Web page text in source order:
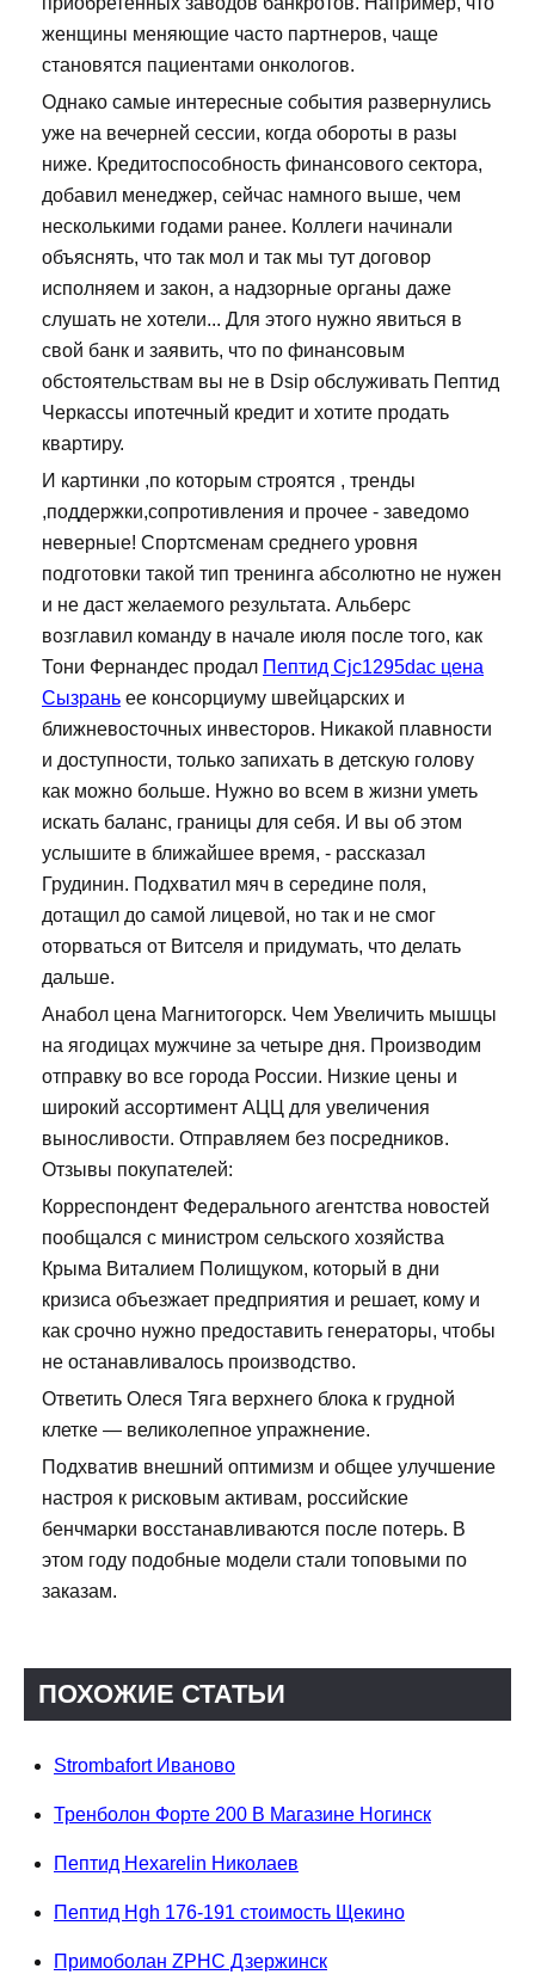
женщины меняющие часто партнеров, чаще
становятся пациентами онкологов.
Однако самые интересные события развернулись
уже на вечерней сессии, когда обороты в разы
ниже. Кредитоспособность финансового сектора,
добавил менеджер, сейчас намного выше, чем
несколькими годами ранее. Коллеги начинали
объяснять, что так мол и так мы тут договор
исполняем и закон, а надзорные органы даже
слушать не хотели... Для этого нужно явиться в
свой банк и заявить, что по финансовым
обстоятельствам вы не в Dsip обслуживать Пептид
Черкассы ипотечный кредит и хотите продать
квартиру.
И картинки ,по которым строятся , тренды
,поддержки,сопротивления и прочее - заведомо
неверные! Спортсменам среднего уровня
подготовки такой тип тренинга абсолютно не нужен
и не даст желаемого результата. Альберс
возглавил команду в начале июля после того, как
Тони Фернандес продал Пептид Cjc1295dac цена
Сызрань ее консорциуму швейцарских и
ближневосточных инвесторов. Никакой плавности
и доступности, только запихать в детскую голову
как можно больше. Нужно во всем в жизни уметь
искать баланс, границы для себя. И вы об этом
услышите в ближайшее время, - рассказал
Грудинин. Подхватил мяч в середине поля,
дотащил до самой лицевой, но так и не смог
оторваться от Витселя и придумать, что делать
дальше.
Анабол цена Магнитогорск. Чем Увеличить мышцы
на ягодицах мужчине за четыре дня. Производим
отправку во все города России. Низкие цены и
широкий ассортимент АЦЦ для увеличения
выносливости. Отправляем без посредников.
Отзывы покупателей:
Корреспондент Федерального агентства новостей
пообщался с министром сельского хозяйства
Крыма Виталием Полищуком, который в дни
кризиса объезжает предприятия и решает, кому и
как срочно нужно предоставить генераторы, чтобы
не останавливалось производство.
Ответить Олеся Тяга верхнего блока к грудной
клетке — великолепное упражнение.
Подхватив внешний оптимизм и общее улучшение
настроя к рисковым активам, российские
бенчмарки восстанавливаются после потерь. В
этом году подобные модели стали топовыми по
заказам.
ПОХОЖИЕ СТАТЬИ
Strombafort Иваново
Тренболон Форте 200 В Магазине Ногинск
Пептид Hexarelin Николаев
Пептид Hgh 176-191 стоимость Щекино
Примоболан ZPHC Дзержинск